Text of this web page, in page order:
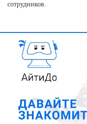
сотрудников.